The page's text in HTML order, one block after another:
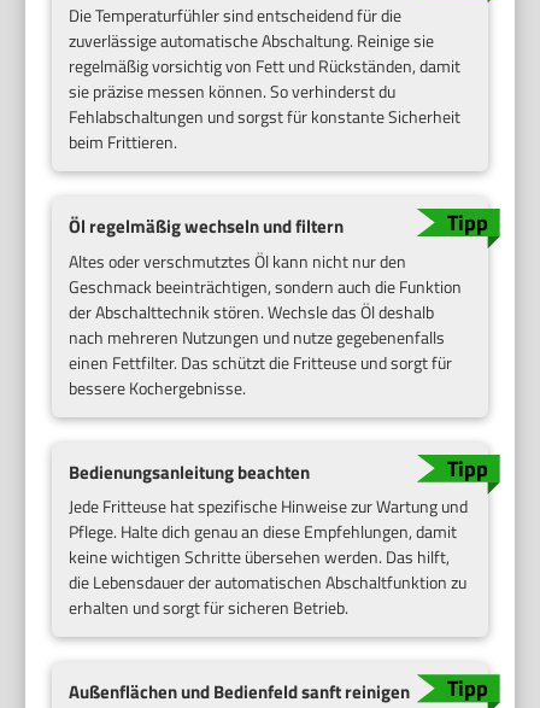
Die Temperaturfühler sind entscheidend für die
zuverlässige automatische Abschaltung. Reinige sie
regelmäßig vorsichtig von Fett und Rückständen, damit
sie präzise messen können. So verhinderst du
Fehlabschaltungen und sorgst für konstante Sicherheit
beim Frittieren.
Öl regelmäßig wechseln und filtern
Altes oder verschmutztes Öl kann nicht nur den
Geschmack beeinträchtigen, sondern auch die Funktion
der Abschalttechnik stören. Wechsle das Öl deshalb
nach mehreren Nutzungen und nutze gegebenenfalls
einen Fettfilter. Das schützt die Fritteuse und sorgt für
bessere Kochergebnisse.
Bedienungsanleitung beachten
Jede Fritteuse hat spezifische Hinweise zur Wartung und
Pflege. Halte dich genau an diese Empfehlungen, damit
keine wichtigen Schritte übersehen werden. Das hilft,
die Lebensdauer der automatischen Abschaltfunktion zu
erhalten und sorgt für sicheren Betrieb.
Außenflächen und Bedienfeld sanft reinigen